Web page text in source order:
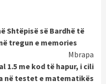
Shtëpisë së Bardhë të
tregun e memories
Mbrapa
1.5 me kod të hapur, i cili
në testet e matematikës